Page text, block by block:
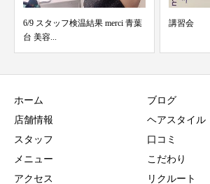
講習会
8/27 スタ
ホーム
店舗情報
スタッフ
メニュー
アクセス
ブログ
ヘアスタイル
口コミ
こだわり
リクルート